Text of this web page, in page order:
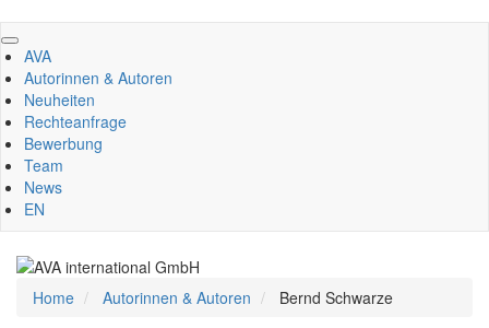
Direkt
zum
Inhalt
AVA
Autorinnen & Autoren
Neuheiten
Rechteanfrage
Bewerbung
Team
News
EN
Home Autorinnen & Autoren Bernd Schwarze